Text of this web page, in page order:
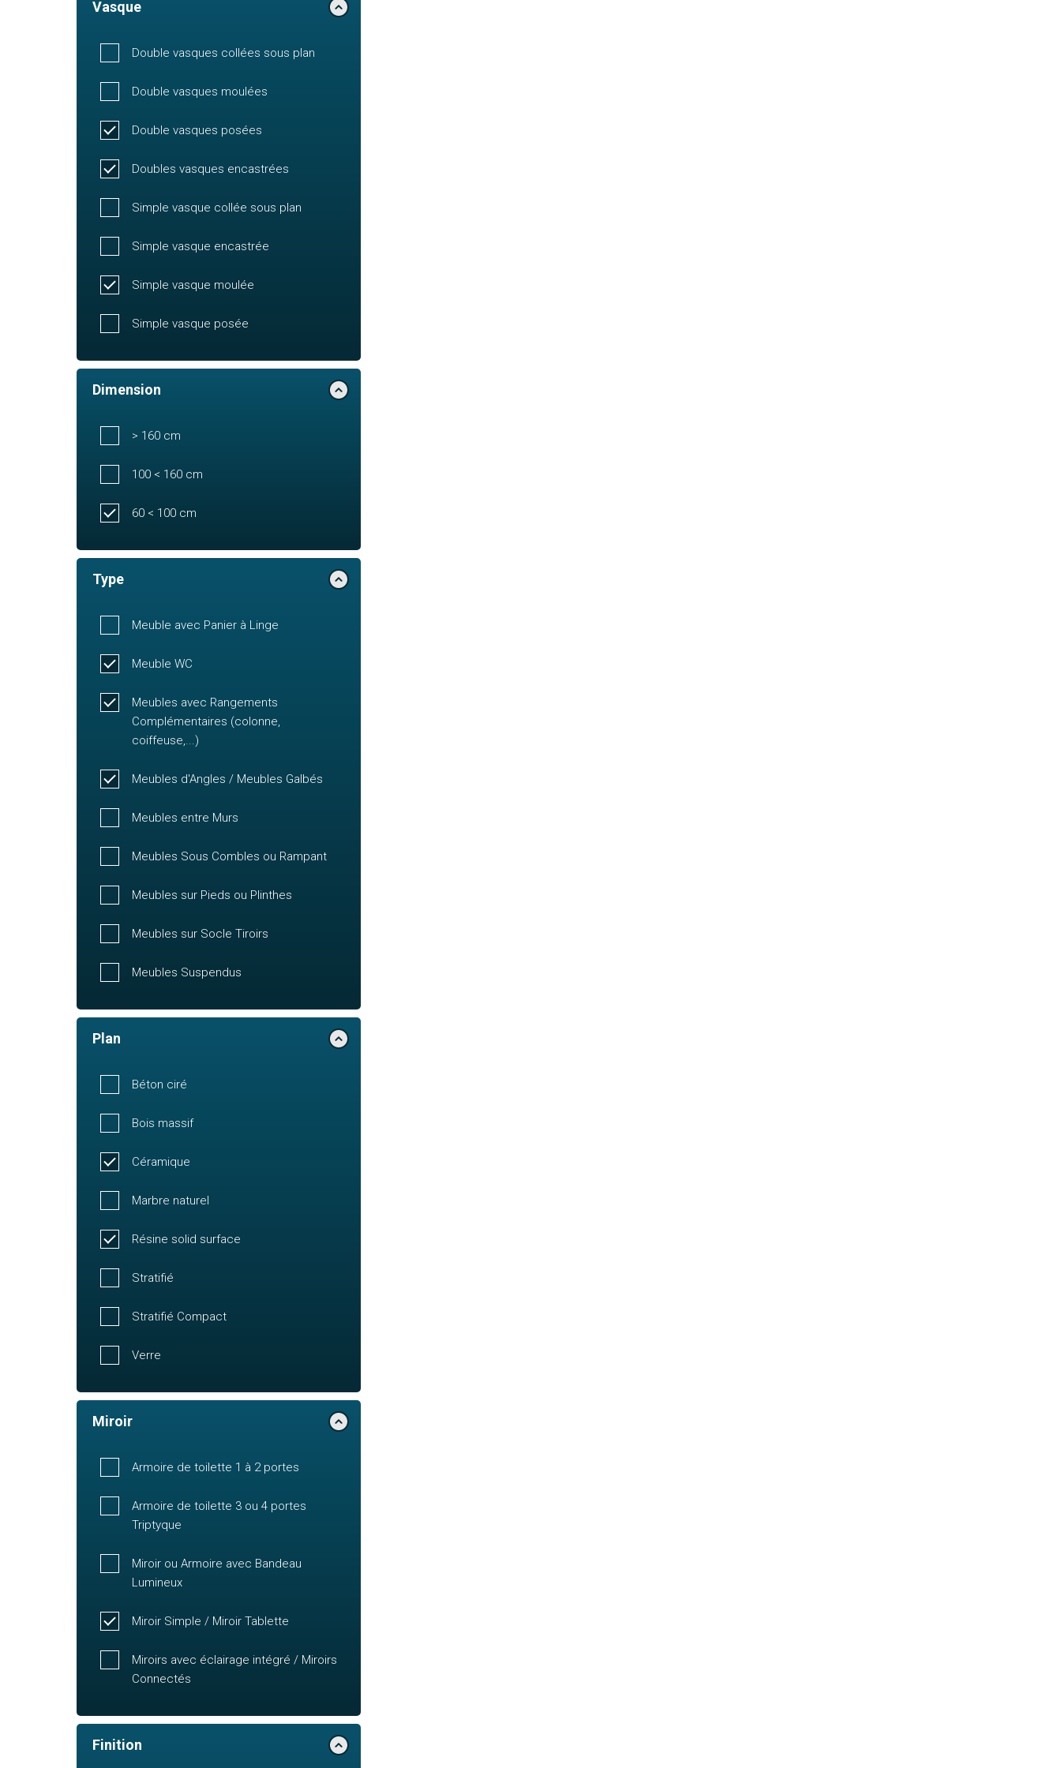
Vasque
Double vasques collées sous plan
Double vasques moulées
Double vasques posées
Doubles vasques encastrées
Simple vasque collée sous plan
Simple vasque encastrée
Simple vasque moulée
Simple vasque posée
Dimension
> 160 cm
100 < 160 cm
60 < 100 cm
Type
Meuble avec Panier à Linge
Meuble WC
Meubles avec Rangements
Complémentaires (colonne,
coiffeuse,...)
Meubles d'Angles / Meubles Galbés
Meubles entre Murs
Meubles Sous Combles ou Rampant
Meubles sur Pieds ou Plinthes
Meubles sur Socle Tiroirs
Meubles Suspendus
Plan
Béton ciré
Bois massif
Céramique
Marbre naturel
Résine solid surface
Stratifié
Stratifié Compact
Verre
Miroir
Armoire de toilette 1 à 2 portes
Armoire de toilette 3 ou 4 portes
Triptyque
Miroir ou Armoire avec Bandeau
Lumineux
Miroir Simple / Miroir Tablette
Miroirs avec éclairage intégré / Miroirs
Connectés
Finition